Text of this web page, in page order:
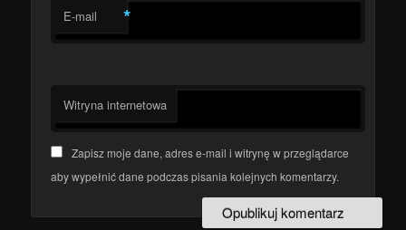
E-mail *
Witryna internetowa
Zapisz moje dane, adres e-mail i witrynę w przeglądarce
aby wypełnić dane podczas pisania kolejnych komentarzy.